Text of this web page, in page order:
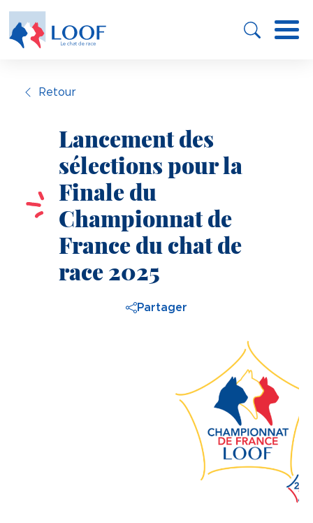
contenu
Retour
Lancement des
sélections pour la
Finale du
Championnat de
France du chat de
race 2025
Partager